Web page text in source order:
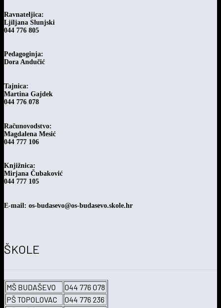
Ravnateljica:
Ljiljana Slunjski
044 776 805
Pedagoginja:
Dora Andučić
Tajnica:
Martina Gajdek
044 776 078
Računovodstvo:
Magdalena Mesić
044 777 106
Knjižnica:
Mirjana Čubaković
044 777 105
E-mail: os-budasevo@os-budasevo.skole.hr
ŠKOLE
MŠ BUDAŠEVO
044 776 078
PŠ TOPOLOVAC
044 776 236